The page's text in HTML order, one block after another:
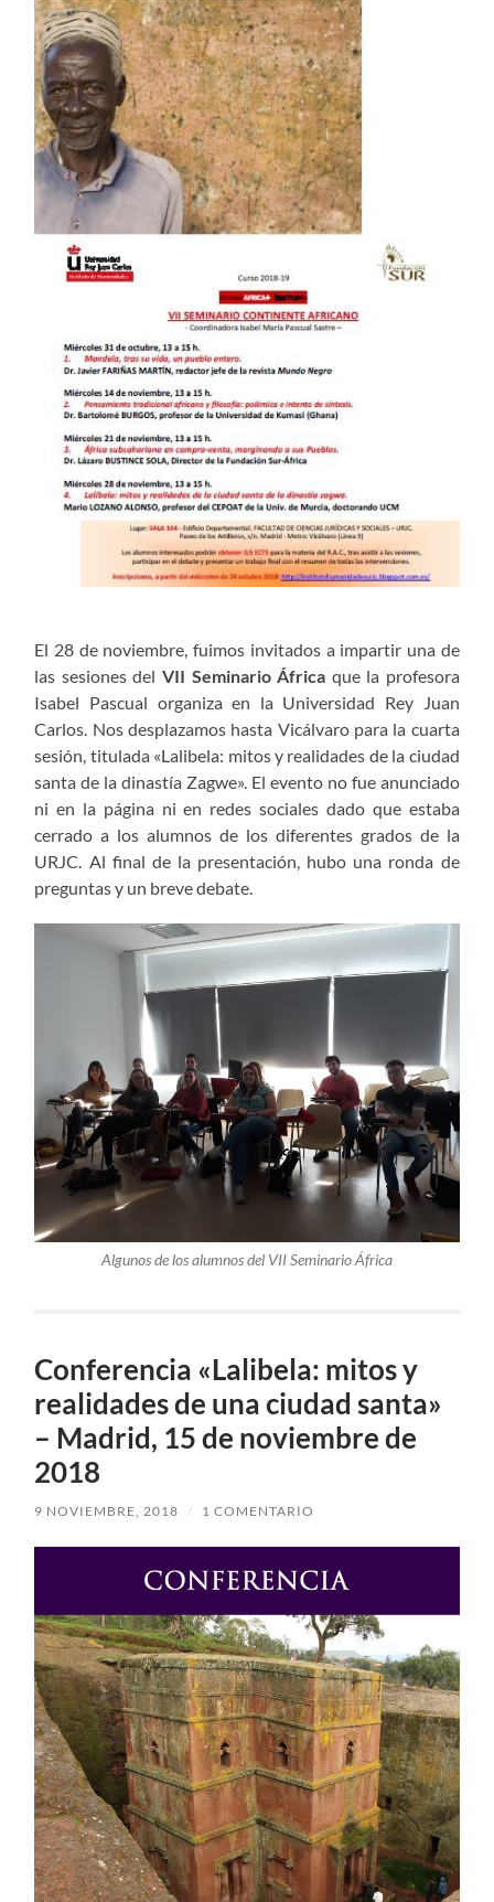
El 28 de noviembre, fuimos invitados a impartir una de
las sesiones del VII Seminario África que la profesora
Isabel Pascual organiza en la Universidad Rey Juan
Carlos. Nos desplazamos hasta Vicálvaro para la cuarta
sesión, titulada «Lalibela: mitos y realidades de la ciudad
santa de la dinastía Zagwe». El evento no fue anunciado
ni en la página ni en redes sociales dado que estaba
cerrado a los alumnos de los diferentes grados de la
URJC. Al final de la presentación, hubo una ronda de
preguntas y un breve debate.
Algunos de los alumnos del VII Seminario África
Conferencia «Lalibela: mitos y
realidades de una ciudad santa»
– Madrid, 15 de noviembre de
2018
9 NOVIEMBRE, 2018 / 1 COMENTARIO